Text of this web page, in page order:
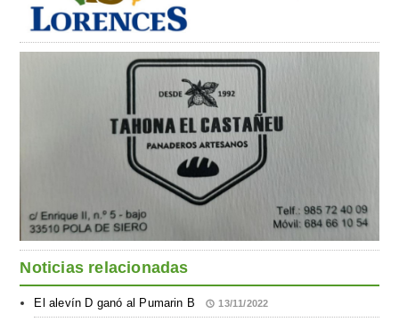
Noticias relacionadas
El alevín D ganó al Pumarin B 13/11/2022